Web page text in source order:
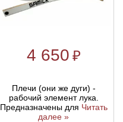
4 650 ₽
Плечи (они же дуги) -
рабочий элемент лука.
Предназначены для Читать
далее »